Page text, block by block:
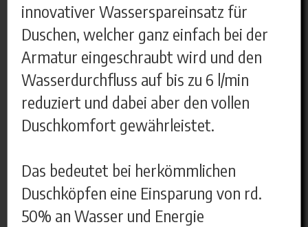
innovativer Wasserspareinsatz für
Duschen, welcher ganz einfach bei der
Armatur eingeschraubt wird und den
Wasserdurchfluss auf bis zu 6 l/min
reduziert und dabei aber den vollen
Duschkomfort gewährleistet.
Das bedeutet bei herkömmlichen
Duschköpfen eine Einsparung von rd.
50% an Wasser und Energie